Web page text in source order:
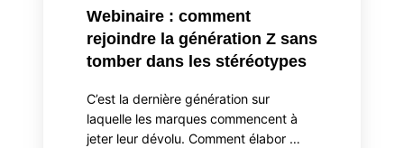
stéréotypes
Webinaire : comment
rejoindre la génération Z sans
tomber dans les stéréotypes
C’est la dernière génération sur
laquelle les marques commencent à
jeter leur dévolu. Comment élabor …